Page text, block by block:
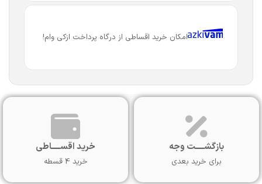
امکان خرید اقساطی از درگاه پرداخت ازکی وام!
بازگشـــــت وجه
برای خرید بعدی
خرید اقســـــاطی
خرید 4 قسطه